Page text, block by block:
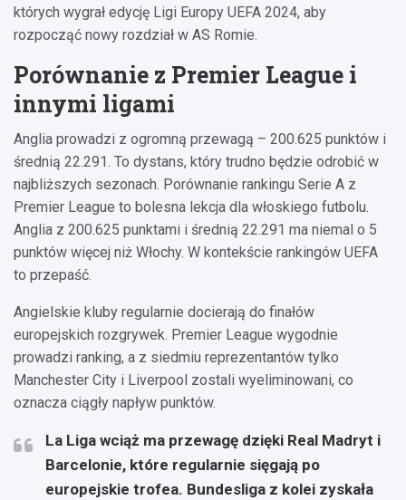
których wygrał edycję Ligi Europy UEFA 2024, aby
rozpocząć nowy rozdział w AS Romie.
Porównanie z Premier League i
innymi ligami
Anglia prowadzi z ogromną przewagą – 200.625 punktów i
średnią 22.291. To dystans, który trudno będzie odrobić w
najbliższych sezonach. Porównanie rankingu Serie A z
Premier League to bolesna lekcja dla włoskiego futbolu.
Anglia z 200.625 punktami i średnią 22.291 ma niemal o 5
punktów więcej niż Włochy. W kontekście rankingów UEFA
to przepaść.
Angielskie kluby regularnie docierają do finałów
europejskich rozgrywek. Premier League wygodnie
prowadzi ranking, a z siedmiu reprezentantów tylko
Manchester City i Liverpool zostali wyeliminowani, co
oznacza ciągły napływ punktów.
La Liga wciąż ma przewagę dzięki Real Madryt i
Barcelonie, które regularnie sięgają po
europejskie trofea. Bundesliga z kolei zyskała